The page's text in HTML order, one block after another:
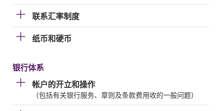
联系汇率制度
纸币和硬币
银行体系
帐户的开立和操作
（包括有关银行服务、章则及条款费用收的一般问题）